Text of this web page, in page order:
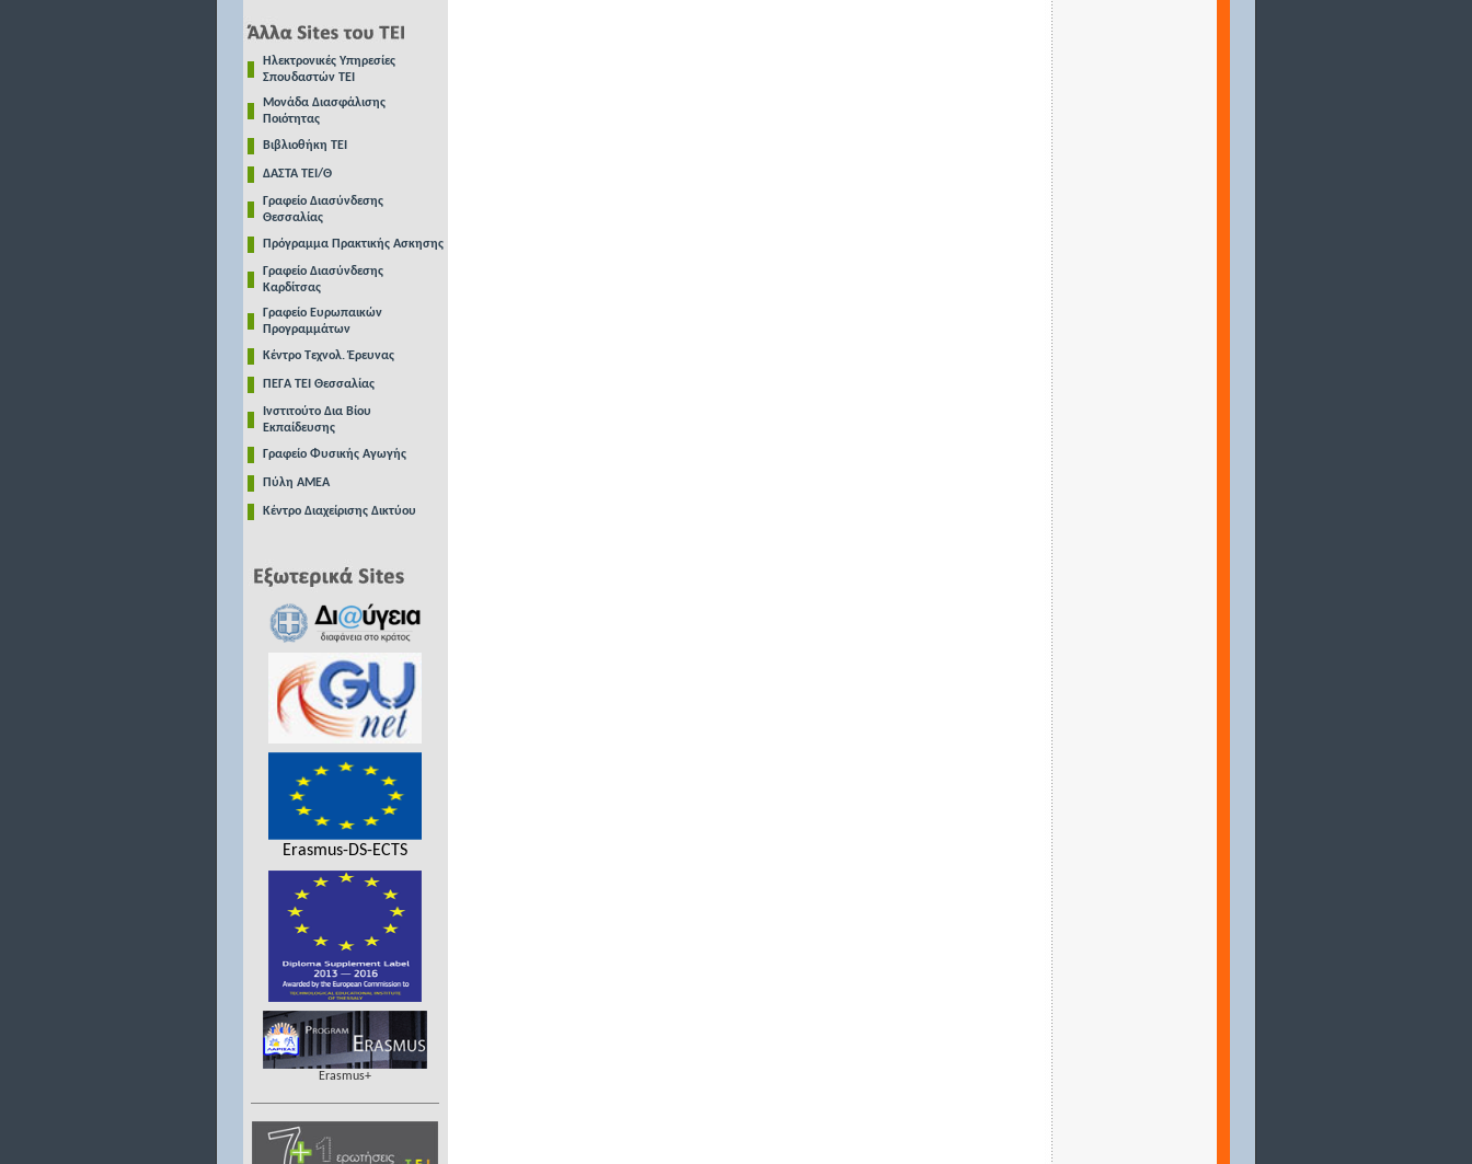
Ηλεκτρονικές Υπηρεσίες
Σπουδαστών ΤΕΙ
Μονάδα Διασφάλισης
Ποιότητας
Βιβλιοθήκη ΤΕΙ
ΔΑΣΤΑ ΤΕΙ/Θ
Γραφείο Διασύνδεσης
Θεσσαλίας
Πρόγραμμα Πρακτικής Ασκησης
Γραφείο Διασύνδεσης
Καρδίτσας
Γραφείο Ευρωπαικών
Προγραμμάτων
Κέντρο Τεχνολ. Έρευνας
ΠΕΓΑ ΤΕΙ Θεσσαλίας
Ινστιτούτο Δια Βίου
Εκπαίδευσης
Γραφείο Φυσικής Αγωγής
Πύλη ΑΜΕΑ
Κέντρο Διαχείρισης Δικτύου
Erasmus-DS-ECTS
Erasmus+